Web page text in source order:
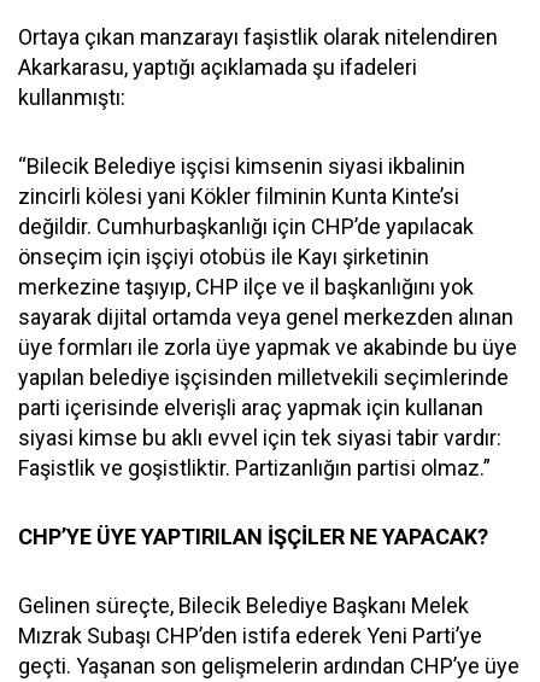
Ortaya çıkan manzarayı faşistlik olarak nitelendiren
Akarkarasu, yaptığı açıklamada şu ifadeleri
kullanmıştı:
“Bilecik Belediye işçisi kimsenin siyasi ikbalinin
zincirli kölesi yani Kökler filminin Kunta Kinte’si
değildir. Cumhurbaşkanlığı için CHP’de yapılacak
önseçim için işçiyi otobüs ile Kayı şirketinin
merkezine taşıyıp, CHP ilçe ve il başkanlığını yok
sayarak dijital ortamda veya genel merkezden alınan
üye formları ile zorla üye yapmak ve akabinde bu üye
yapılan belediye işçisinden milletvekili seçimlerinde
parti içerisinde elverişli araç yapmak için kullanan
siyasi kimse bu aklı evvel için tek siyasi tabir vardır:
Faşistlik ve goşistliktir. Partizanlığın partisi olmaz.”
CHP’YE ÜYE YAPTIRILAN İŞÇİLER NE YAPACAK?
Gelinen süreçte, Bilecik Belediye Başkanı Melek
Mızrak Subaşı CHP’den istifa ederek Yeni Parti’ye
geçti. Yaşanan son gelişmelerin ardından CHP’ye üye